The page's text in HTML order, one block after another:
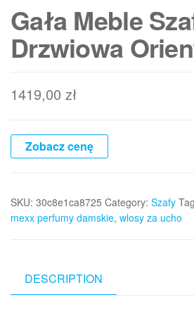
Gała Meble
Drzwiowa
1419,00 zł
Zobacz cenę
SKU: 30c8e1ca8725 Category: Szafy
mexx perfumy damskie, wlosy za ucho
DESCRIPTION